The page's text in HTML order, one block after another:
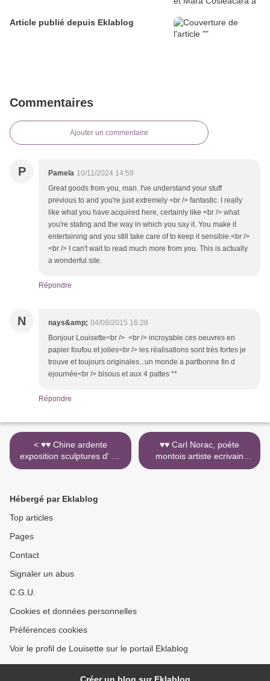
Article publié depuis Eklablog
Commentaires
Ajouter un commentaire
P Pamela 10/11/2024 14:59
Great goods from you, man. I've understand your stuff
previous to and you're just extremely <br /> fantastic. I really
like what you have acquired here, certainly like <br /> what
you're stating and the way in which you say it. You make it
entertaining and you still take care of to keep it sensible.<br />
<br /> I can't wait to read much more from you. This is actually
a wonderful site.
Répondre
N nays&amp; 04/08/2015 16:28
Bonjour Louisette<br /> <br /> incroyable ces oeuvres en
papier foufou et jolies<br /> les réalisations sont très fortes je
trouve et toujours originales...un monde a partbonne fin d
ejournée<br /> bisous et aux 4 pattes **
Répondre
< ♥♥ Chine ardente
exposition sculptures d' art
contemporaines de 25
♥♥ Carl Norac, poète
montois artiste ecrivain
contes complice de Mons
Hébergé par Eklablog
Top articles
Pages
Contact
Signaler un abus
C.G.U.
Cookies et données personnelles
Préférences cookies
Voir le profil de Louisette sur le portail Eklablog